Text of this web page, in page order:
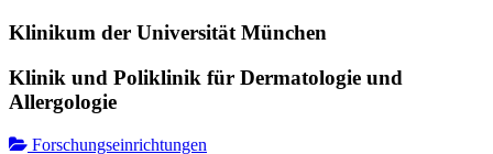
Klinikum der Universität München
Klinik und Poliklinik für Dermatologie und
Allergologie
Forschungseinrichtungen